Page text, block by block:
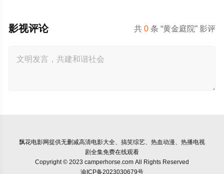
共0 条 “黄金庭院” 影评
影视评论
飘花电影网提供无删减高清电影大全、搞笑综艺、热血动漫、热播电视
剧全集免费在线观看
Copyright © 2023 camperhorse.com All Rights Reserved
渝ICP备2023030679号